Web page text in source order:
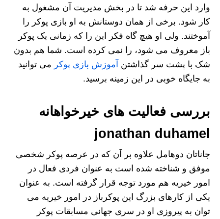
وارد این حرفه شد تا در بخش مدیریت آن مشغول به
کار شود. برخی از همان دوستانش به او بازی پوکر را
آموختند. ولی او هیچ گاه فکر این را که زمانی یک پوکر
باز معروف می شود، را نمی کرده است. شما هم بدون
شک با پشت سر گذاشتن آموزش بازی پوکر می توانید
به جایگاه خوبی در این زمینه برسید.
بررسی فعالیت های خیرخواهانه
jonathan duhamel
جاناتان دوهامل علاوه بر آن که در عرصه پوکر شخصی
موفق و شناخته شده است به عنوان فردی فعال در
امور خیریه هم مورد توجه قرار گرفته است. به عنوان
یکی از کارهای بزرگ این پوکرباز در امور خیریه می
توان به پیروزی او در سری جهانی مسابقات پوکر